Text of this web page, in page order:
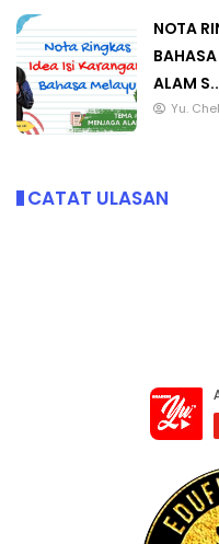
NOTA
ALAM
Yu.
CATAT ULASAN